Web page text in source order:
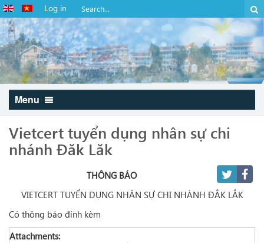
Log in
Menu
Vietcert tuyển dụng nhân sự chi
nhánh Đăk Lăk
THÔNG BÁO
VIETCERT TUYỂN DỤNG NHÂN SỰ CHI NHÁNH ĐẮK LẮK
Có thông báo đính kèm
Attachments: